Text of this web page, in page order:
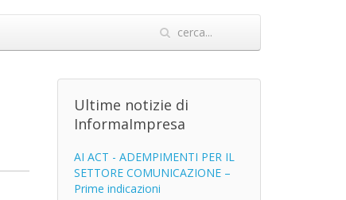
Ultime notizie di
InformaImpresa
AI ACT - ADEMPIMENTI PER IL
SETTORE COMUNICAZIONE –
Prime indicazioni